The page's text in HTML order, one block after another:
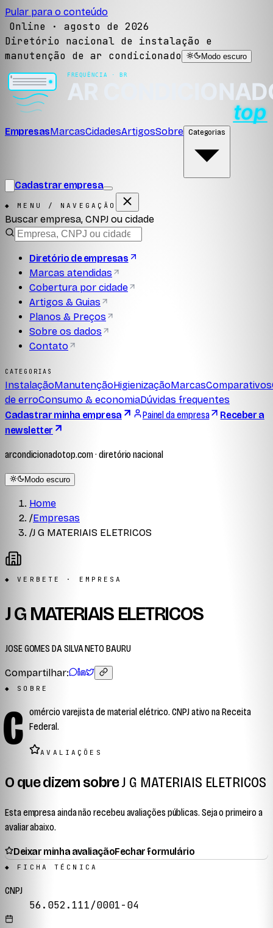
Pular para o conteúdo
Online · agosto de 2026
Diretório nacional de instalação e
manutenção de ar condicionado
Modo escuro
EmpresasMarcasCidadesArtigosSobre Categorias
Cadastrar empresa
◆ MENU / NAVEGAÇÃO
Buscar empresa, CNPJ ou cidade
Diretório de empresas
Marcas atendidas
Cobertura por cidade
Artigos & Guias
Planos & Preços
Sobre os dados
Contato
CATEGORIAS
InstalaçãoManutençãoHigienizaçãoMarcasComparativos
de erroConsumo & economiaDúvidas frequentes
Cadastrar minha empresa
Painel da empresa
Receber a
newsletter
arcondicionadotop.com · diretório nacional
Modo escuro
Home
/Empresas
/J G MATERIAIS ELETRICOS
◆ VERBETE · EMPRESA
J G MATERIAIS ELETRICOS
JOSE GOMES DA SILVA NETO BAURU
Compartilhar:
◆ SOBRE
C omércio varejista de material elétrico. CNPJ ativo na Receita
Federal.
AVALIAÇÕES
O que dizem sobreJ G MATERIAIS ELETRICOS
Esta empresa ainda não recebeu avaliações públicas. Seja o primeiro a
avaliar abaixo.
Deixar minha avaliaçãoFechar formulário
◆ FICHA TÉCNICA
CNPJ
56.052.111/0001-04